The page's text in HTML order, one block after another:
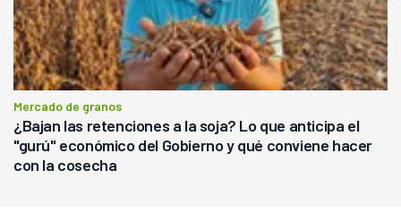
Mercado de granos
¿Bajan las retenciones a la soja? Lo que anticipa el
"gurú" económico del Gobierno y qué conviene hacer
con la cosecha